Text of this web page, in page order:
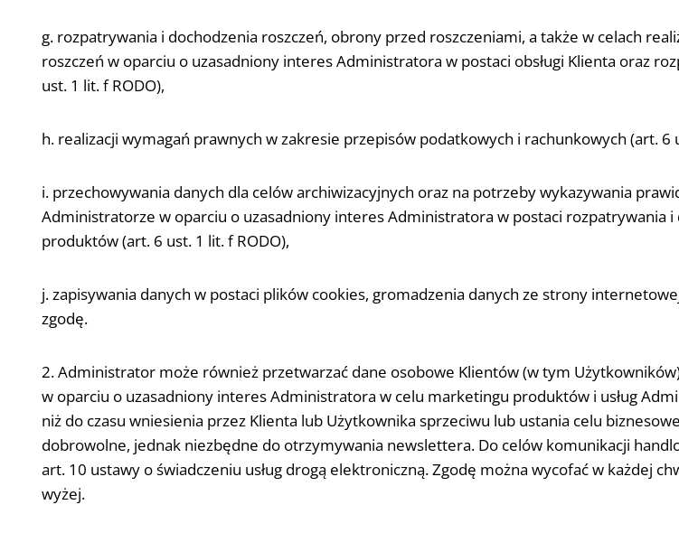
g. rozpatrywania i dochodzenia roszczeń, obrony przed roszczeniami, a także w celach
roszczeń w oparciu o uzasadniony interes Administratora w postaci obsługi Klienta oraz
ust. 1 lit. f RODO),
h. realizacji wymagań prawnych w zakresie przepisów podatkowych i rachunkowych (art. 6
i. przechowywania danych dla celów archiwizacyjnych oraz na potrzeby wykazywania
Administratorze w oparciu o uzasadniony interes Administratora w postaci rozpatrywania
produktów (art. 6 ust. 1 lit. f RODO),
j. zapisywania danych w postaci plików cookies, gromadzenia danych ze strony
zgodę.
2. Administrator może również przetwarzać dane osobowe Klientów (w tym
w oparciu o uzasadniony interes Administratora w celu marketingu produktów i usług
niż do czasu wniesienia przez Klienta lub Użytkownika sprzeciwu lub ustania celu
dobrowolne, jednak niezbędne do otrzymywania newslettera. Do celów komunikacji
art. 10 ustawy o świadczeniu usług drogą elektroniczną. Zgodę można wycofać w każdej
wyżej.